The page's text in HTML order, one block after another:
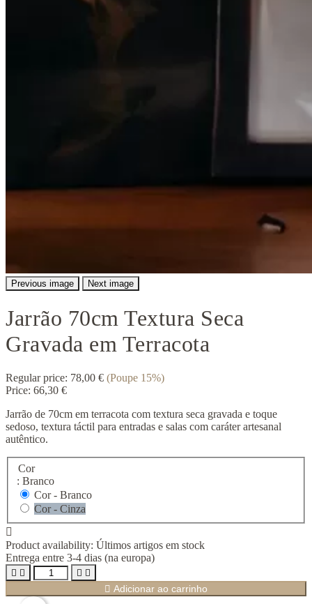
Previous image Next image
Jarrão 70cm Textura Seca
Gravada em Terracota
Regular price: 78,00 € (Poupe 15%)
Price: 66,30 €
Jarrão de 70cm em terracota com textura seca gravada e toque
sedoso, textura táctil para entradas e salas com caráter artesanal
autêntico.
Cor
: Branco
Cor - Branco
Cor - Cinza

Product availability: Últimos artigos em stock
Entrega entre 3-4 dias (na europa)
   
 Adicionar ao carrinho